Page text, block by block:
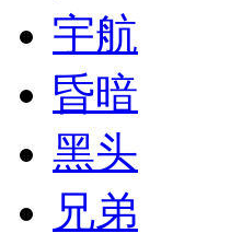
宇航
昏暗
黑头
兄弟